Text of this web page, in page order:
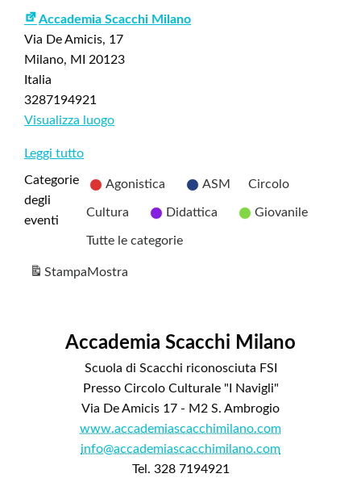
Accademia Scacchi Milano
Via De Amicis, 17
Milano, MI
20123
Italia
3287194921
Visualizza luogo
Leggi tutto
Categorie
degli
eventi
Agonistica ASM Circolo
Cultura Didattica Giovanile
Tutte le categorie
StampaMostra
Accademia Scacchi Milano
Scuola di Scacchi riconosciuta FSI
Presso Circolo Culturale "I Navigli"
Via De Amicis 17 - M2 S. Ambrogio
www.accademiascacchimilano.com
info@accademiascacchimilano.com
Tel. 328 7194921